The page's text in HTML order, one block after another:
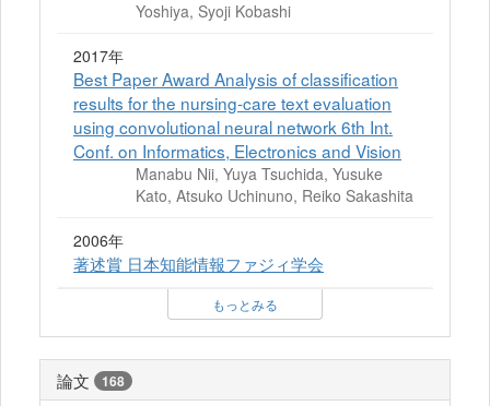
Yoshiya, Syoji Kobashi
2017年
Best Paper Award Analysis of classification
results for the nursing-care text evaluation
using convolutional neural network 6th Int.
Conf. on Informatics, Electronics and Vision
Manabu Nii, Yuya Tsuchida, Yusuke
Kato, Atsuko Uchinuno, Reiko Sakashita
2006年
著述賞 日本知能情報ファジィ学会
もっとみる
論文 168